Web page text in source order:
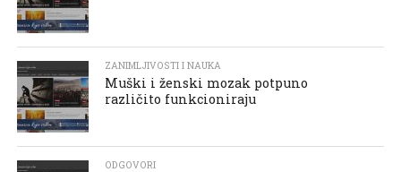
ZANIMLJIVOSTI I NAUKA
Muški i ženski mozak potpuno
različito funkcioniraju
ODGOVORI